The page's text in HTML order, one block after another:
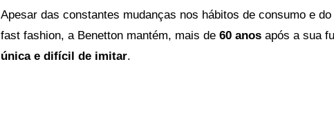
Apesar das constantes mudanças nos hábitos de consumo e
fast fashion, a Benetton mantém, mais de60 anos após a sua
única e difícil de imitar.